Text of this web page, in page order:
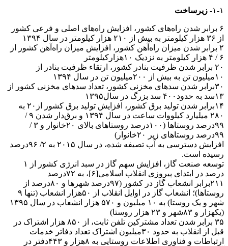
۱-۱- زیرساخت
۶ برابر شدن راه‌های کشور، افزایش راه‌های اصلی و فرعی کشور
از ۳۶ هزار کیلومتر به بیش از ۲۱۰ هزار کیلومتر در سال ۱۳۹۴
۲ برابر شدن میزان راه‌آهن کشور، افزایش میزان راه‌آهن کشور از
۶ / ۴ هزار کیلومتر به نزدیک ۱۰هزارکیلومتر
۲۰ برابر شدن ظرفیت بنادر کشور، ارتقاء ظرفیت بنادر از
۱۰میلیون تن به بیش از ۲۰۰میلیون تن در سال ۱۳۹۴
۳۰برابر شدن سدهای مخزنی کشور، تعداد سدهای مخزنی کشور از
۱۳سد به حدود۴۰۰ سد بزرگ در سال۱۳۹۵
۱۴برابر شدن تولید برق کشور، افزایش تولید برق کشور از۲۰ به
۲۸۰ میلیارد کیلووات ساعت در سال ۱۳۹۴ و برق‌دار شدن ۹ /
۹۹درصد روستاها (۱۰۰درصد روستاهای بالای ۲۰خانوار و ۳ /
۹۹درصد روستاهای زیر ۲۰خانوار)
افزایش دسترسی به آب تصیفه شده، در سال ۲۰۱۵ به ۲/ ۹۶درصد
رسیده است.
توسعه صنعت گاز، افزایش سهم گاز در سبد انرژی کشور از ۱
درصد در ابتدای پیروزی انقلاب اسلامی[۶]، به ۷۲درصد
۲۱۱برابر انشعاب گاز در کشور (۹۷درصد شهرها و ۸۰درصد از
روستاها)؛ انشعاب گاز در اوایل انقلاب از ۵۰هزار انشعاب (تنها ۹
شهر و یک روستا) به ۱۰ میلیون و ۵۷۰ هزار انشعاب در سال ۱۳۹۵
(یکهزار و ۸۳شهر و ۲۳ هزار روستا)
۳۵ برابر شدن تعداد مشترکین تلفن ثابت، از ۸۵۰ هزار اشتراک در
قبل از انقلاب به حدود ۳۰میلیون اشتراک تعداد دفاتر خدمات
ارتباطات و فناوری اطلاعات روستایی به ۸هزار و ۴۴۳دفتر در